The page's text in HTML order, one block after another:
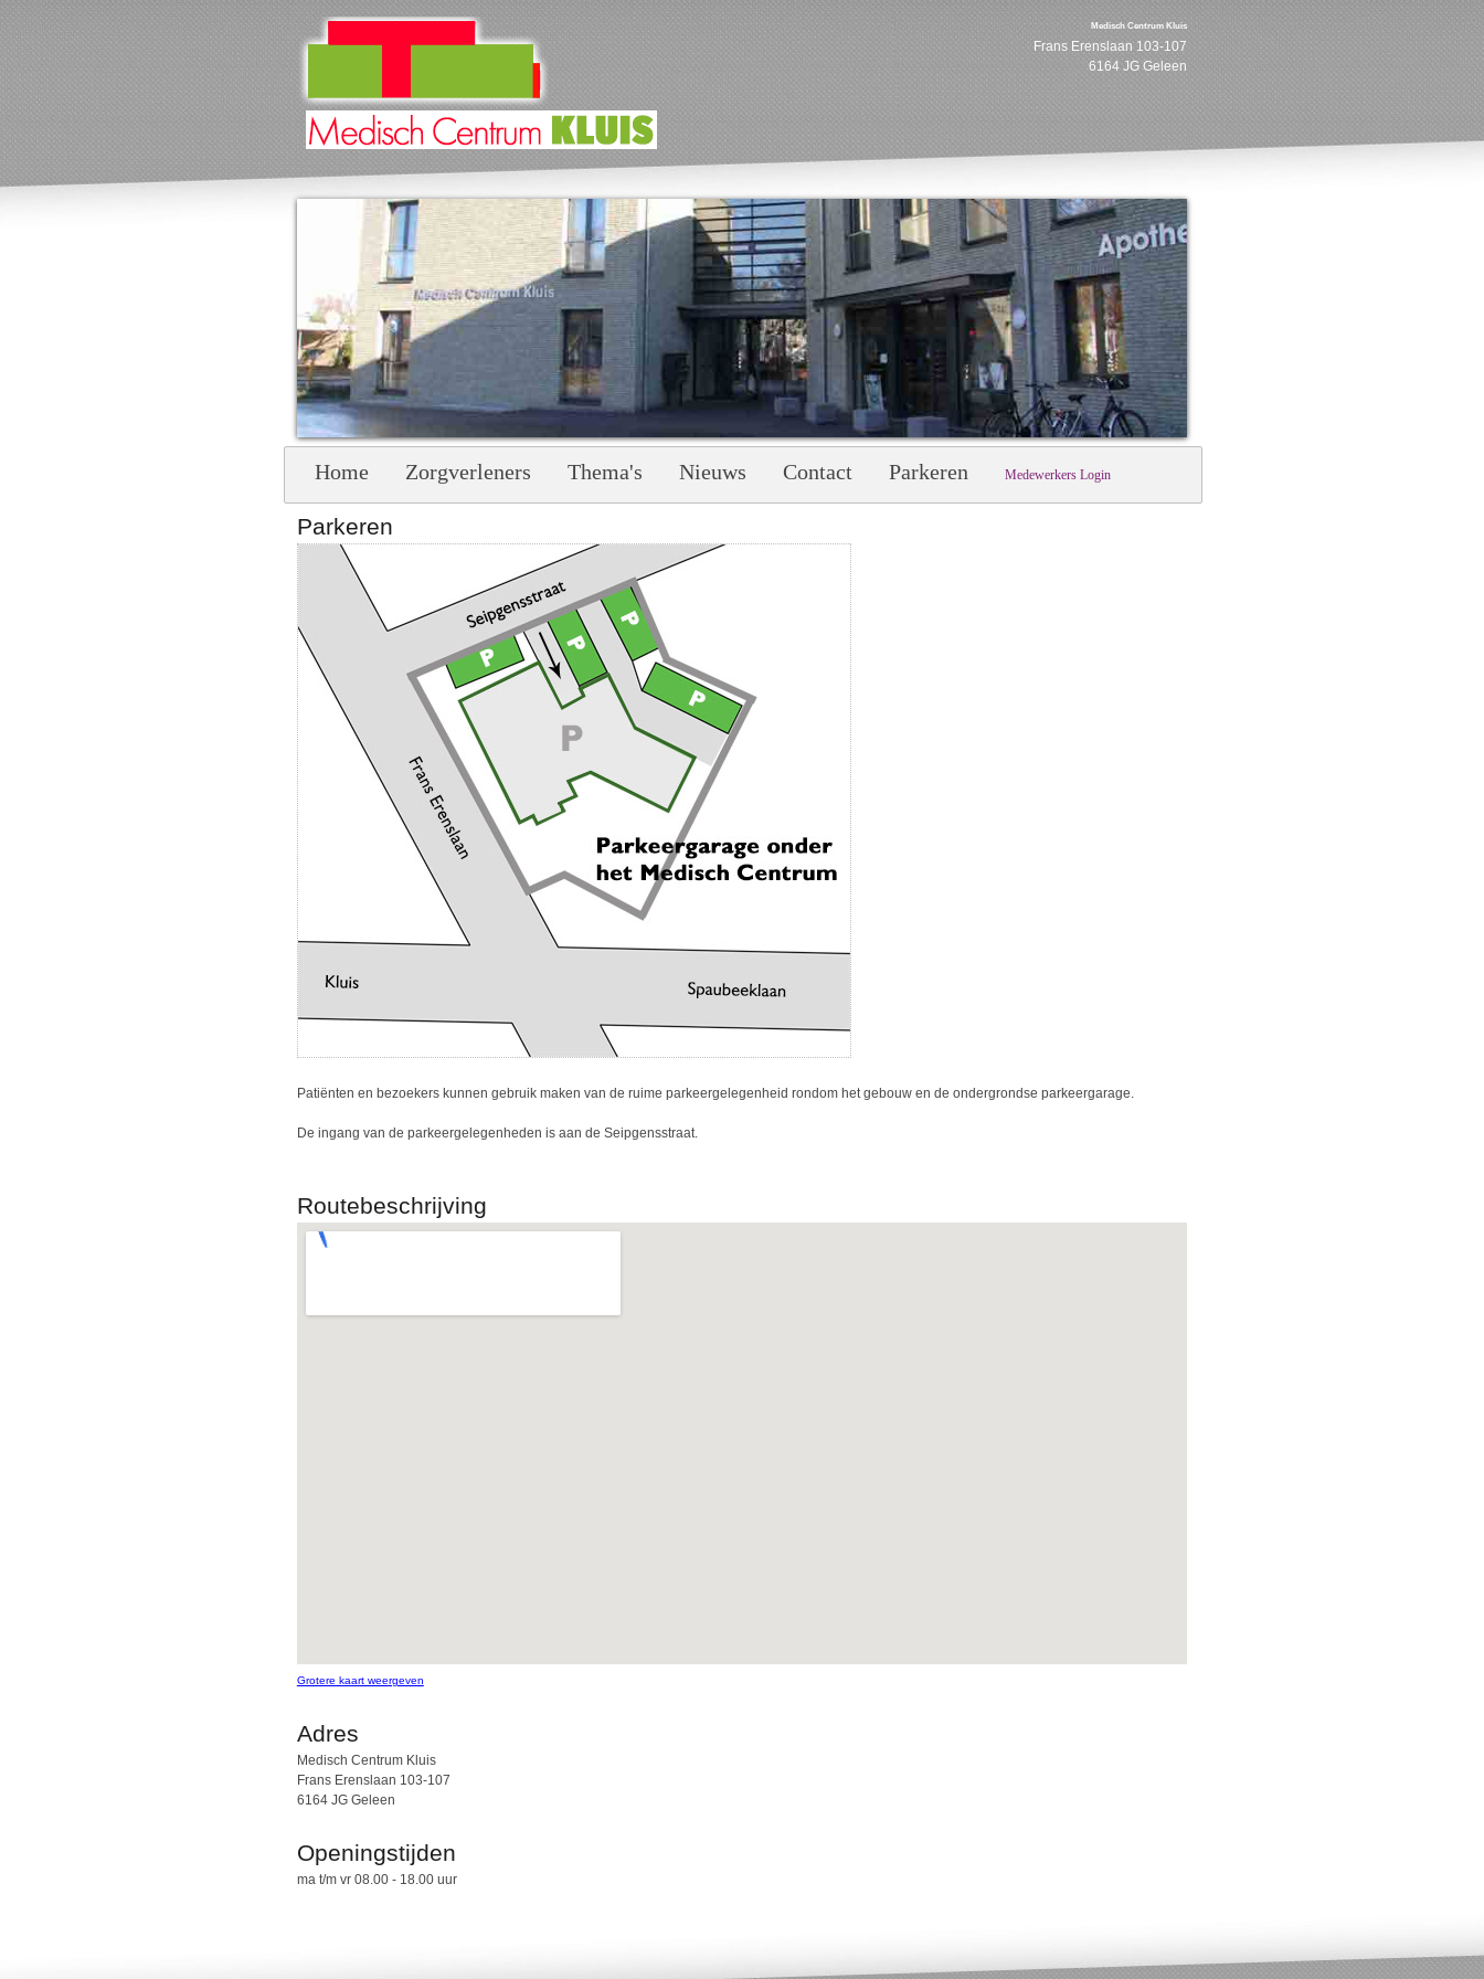
Medisch Centrum Kluis
Frans Erenslaan 103-107
6164 JG Geleen
Home Zorgverleners Thema's Nieuws Contact Parkeren Medewerkers Login
Parkeren
Patiënten en bezoekers kunnen gebruik maken van de ruime parkeergelegenheid rondom het gebouw en de ondergrondse parkeergarage.
De ingang van de parkeergelegenheden is aan de Seipgensstraat.
Routebeschrijving
Grotere kaart weergeven
Adres
Medisch Centrum Kluis
Frans Erenslaan 103-107
6164 JG Geleen
Openingstijden
ma t/m vr 08.00 - 18.00 uur